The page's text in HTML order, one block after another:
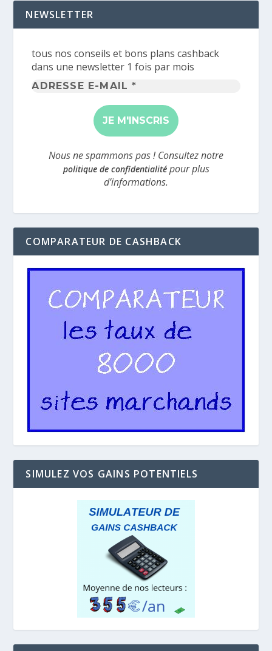
NEWSLETTER
tous nos conseils et bons plans cashback
dans une newsletter 1 fois par mois
Adresse
mail
*
Nous ne spammons pas ! Consultez notre
politique de confidentialitépour plus
d’informations.
COMPARATEUR DE CASHBACK
SIMULEZ VOS GAINS POTENTIELS